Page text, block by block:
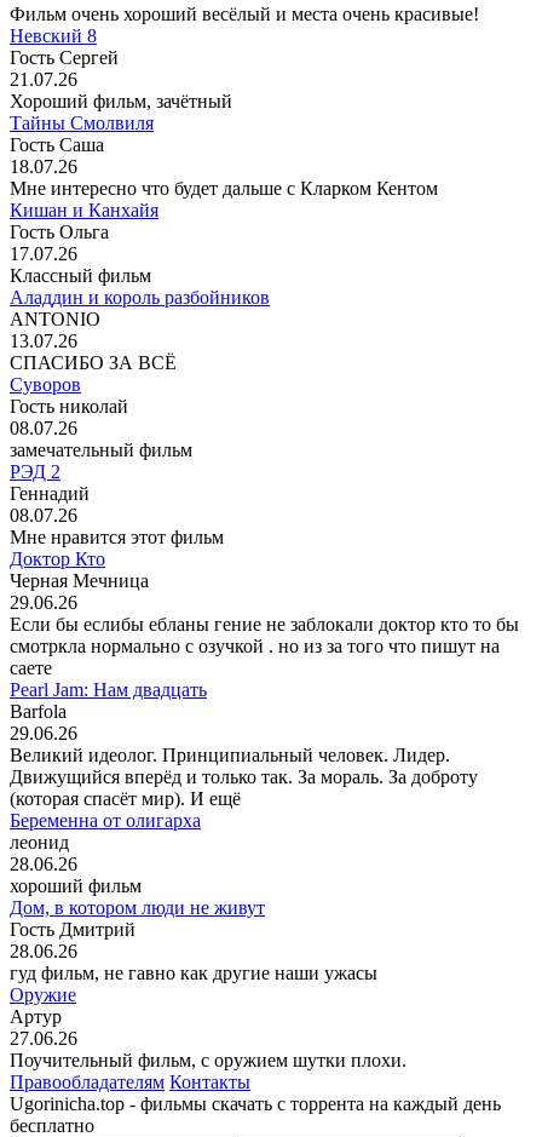
Фильм очень хороший весёлый и места очень красивые!
Невский 8
Гость Сергей
21.07.26
Хороший фильм, зачётный
Тайны Смолвиля
Гость Саша
18.07.26
Мне интересно что будет дальше с Кларком Кентом
Кишан и Канхайя
Гость Ольга
17.07.26
Классный фильм
Аладдин и король разбойников
ANTONIO
13.07.26
СПАСИБО ЗА ВСЁ
Суворов
Гость николай
08.07.26
замечательный фильм
РЭД 2
Геннадий
08.07.26
Мне нравится этот фильм
Доктор Кто
Черная Мечница
29.06.26
Если бы еслибы ебланы гение не заблокали доктор кто то бы
смотркла нормально с озучкой . но из за того что пишут на
саете
Pearl Jam: Нам двадцать
Barfola
29.06.26
Великий идеолог. Принципиальный человек. Лидер.
Движущийся вперёд и только так. За мораль. За доброту
(которая спасёт мир). И ещё
Беременна от олигарха
леонид
28.06.26
хороший фильм
Дом, в котором люди не живут
Гость Дмитрий
28.06.26
гуд фильм, не гавно как другие наши ужасы
Оружие
Артур
27.06.26
Поучительный фильм, с оружием шутки плохи.
Правообладателям Контакты
Ugorinicha.top - фильмы скачать с торрента на каждый день
бесплатно